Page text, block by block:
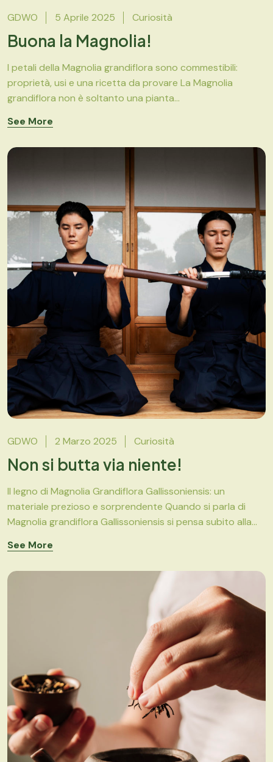
GDWO 5 Aprile 2025 Curiosità
Buona la Magnolia!
I petali della Magnolia grandiflora sono commestibili:
proprietà, usi e una ricetta da provare La Magnolia
grandiflora non è soltanto una pianta...
See More
GDWO 2 Marzo 2025 Curiosità
Non si butta via niente!
Il legno di Magnolia Grandiflora Gallissoniensis: un
materiale prezioso e sorprendente Quando si parla di
Magnolia grandiflora Gallissoniensis si pensa subito alla...
See More